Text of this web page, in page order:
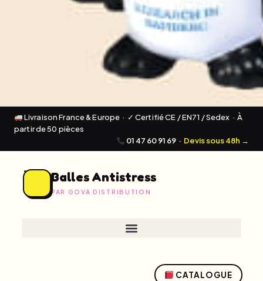
Livraison France & Europe · ✓ Certifié CE / EN71 / Sedex · À
partir de 50 pièces
01 47 60 91 69 · Devis sous 48h →
Balles Antistress
PAR GOVA DISTRIBUTION
CATALOGUE